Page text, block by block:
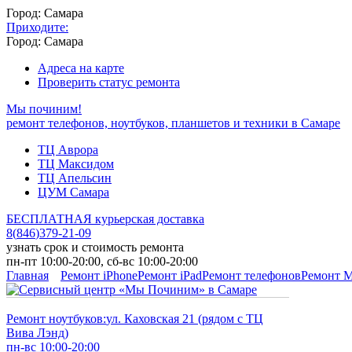
Город: Самара
Приходите:
Город: Самара
Адреса на карте
Проверить статус ремонта
Мы починим!
ремонт телефонов, ноутбуков, планшетов и техники в Самаре
ТЦ Аврора
ТЦ Максидом
ТЦ Апельсин
ЦУМ Самара
БЕСПЛАТНАЯ курьерская доставка
8(846)379-21-09
узнать срок и стоимость ремонта
пн-пт 10:00-20:00, сб-вс 10:00-20:00
Главная
Ремонт iPhoneРемонт iPadРемонт телефоновРемонт
Ремонт ноутбуков:ул. Каховская 21 (рядом с ТЦ
Вива Лэнд)
пн-вс 10:00-20:00